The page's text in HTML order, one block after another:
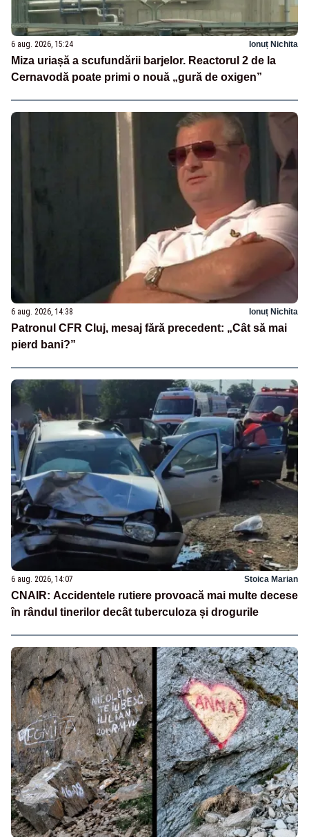
6 aug. 2026, 15:24 Ionuț Nichita
Miza uriașă a scufundării barjelor. Reactorul 2 de la
Cernavodă poate primi o nouă „gură de oxigen”
6 aug. 2026, 14:38 Ionuț Nichita
Patronul CFR Cluj, mesaj fără precedent: „Cât să mai
pierd bani?”
6 aug. 2026, 14:07 Stoica Marian
CNAIR: Accidentele rutiere provoacă mai multe decese
în rândul tinerilor decât tuberculoza și drogurile